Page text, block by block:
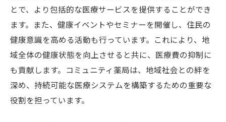
とで、より包括的な医療サービスを提供することができ
ます。また、健康イベントやセミナーを開催し、住民の
健康意識を高める活動も行っています。これにより、地
域全体の健康状態を向上させると共に、医療費の抑制に
も貢献します。コミュニティ薬局は、地域社会との絆を
深め、持続可能な医療システムを構築するための重要な
役割を担っています。